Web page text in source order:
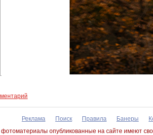
Реклама Поиск Правила Банеры
фотоматериалы опубликованные на сайте имеют